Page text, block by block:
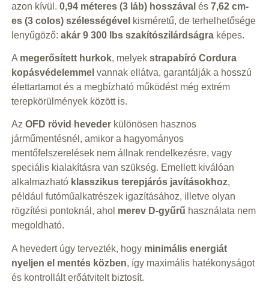
azon kívül. 0,94 méteres (3 láb) hosszával és 7,62 cm-
es (3 colos) szélességével kisméretű, de terhelhetősége
lenyűgöző: akár 9 300 lbs szakítószilárdságraképes.
A megerősített hurkok, melyek strapabíró Cordura
kopásvédelemmel vannak ellátva, garantálják a hosszú
élettartamot és a megbízható működést még extrém
terepkörülmények között is.
Az OFD rövid hevederkülönösen hasznos
járműmentésnél, amikor a hagyományos
mentőfelszerelések nem állnak rendelkezésre, vagy
speciális kialakításra van szükség. Emellett kiválóan
alkalmazható klasszikus terepjárós javításokhoz,
például futóműalkatrészek igazításához, illetve olyan
rögzítési pontoknál, ahol merev D-gyűrű használata nem
megoldható.
A hevedert úgy tervezték, hogy minimális energiát
nyeljen el mentés közben, így maximális hatékonyságot
és kontrollált erőátvitelt biztosít.